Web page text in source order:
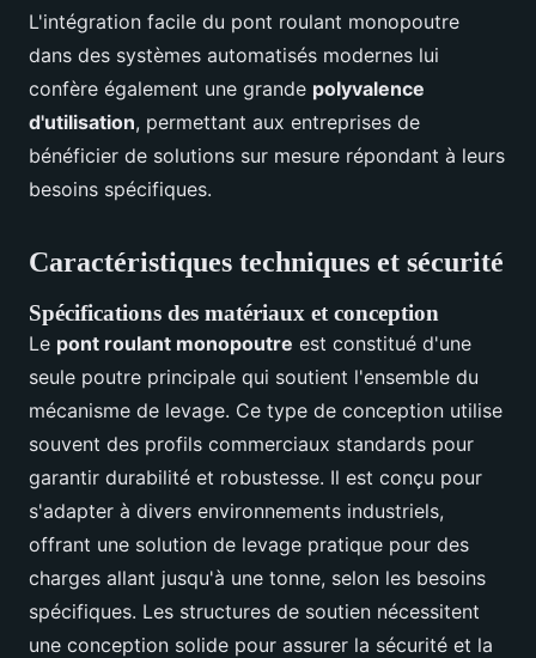
L'intégration facile du pont roulant monopoutre
dans des systèmes automatisés modernes lui
confère également une grande polyvalence
d'utilisation, permettant aux entreprises de
bénéficier de solutions sur mesure répondant à leurs
besoins spécifiques.
Caractéristiques techniques et sécurité
Spécifications des matériaux et conception
Le pont roulant monopoutre est constitué d'une
seule poutre principale qui soutient l'ensemble du
mécanisme de levage. Ce type de conception utilise
souvent des profils commerciaux standards pour
garantir durabilité et robustesse. Il est conçu pour
s'adapter à divers environnements industriels,
offrant une solution de levage pratique pour des
charges allant jusqu'à une tonne, selon les besoins
spécifiques. Les structures de soutien nécessitent
une conception solide pour assurer la sécurité et la